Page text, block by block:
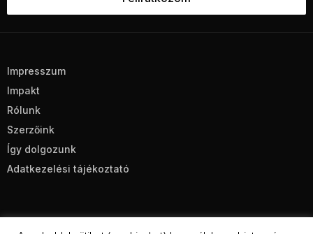
Impresszum
Impakt
Rólunk
Szerzőink
Így dolgozunk
Adatkezelési tájékoztató